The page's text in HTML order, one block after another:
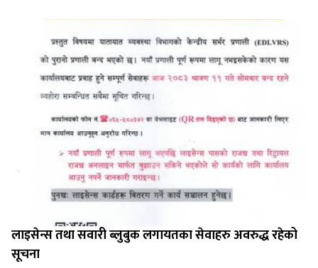
लाइसेन्स तथा सवारी ब्लुबुक लगायतका सेवाहरु अवरुद्ध रहेको
सूचना